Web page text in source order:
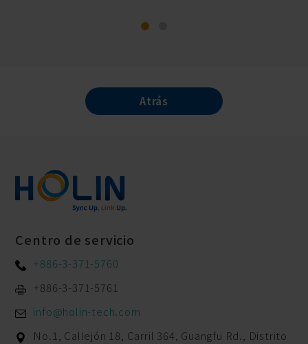
Atrás
Centro de servicio
+886-3-371-5760
+886-3-371-5761
info@holin-tech.com
No.1, Callejón 18, Carril 364, Guangfu Rd.,
Distrito